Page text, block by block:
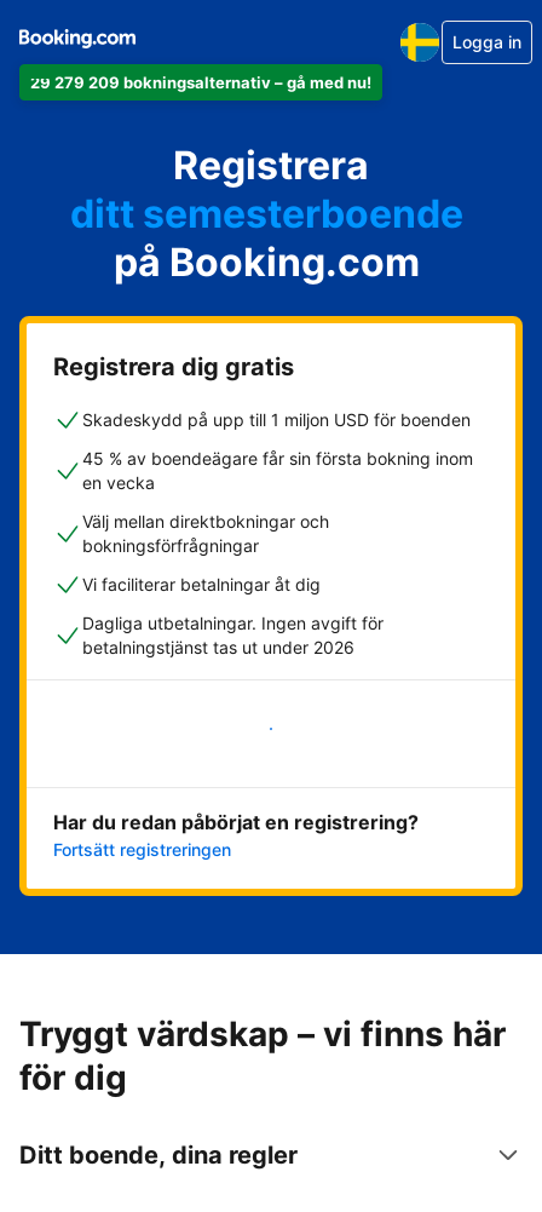
29 279 209 bokningsalternativ – gå med nu!
Logga in
Registrera
din lägenhet
ditt hotell
ditt semesterboende
din camping
ditt B&B
på Booking.com
Registrera dig gratis
Skadeskydd på upp till 1 miljon USD för boenden
45 % av boendeägare får sin första bokning inom
en vecka
Välj mellan direktbokningar och
bokningsförfrågningar
Vi faciliterar betalningar åt dig
Dagliga utbetalningar. Ingen avgift för
betalningstjänst tas ut under 2026
Kom igång nu
Har du redan påbörjat en registrering?
Fortsätt registreringen
Tryggt värdskap – vi finns här
för dig
Ditt boende, dina regler